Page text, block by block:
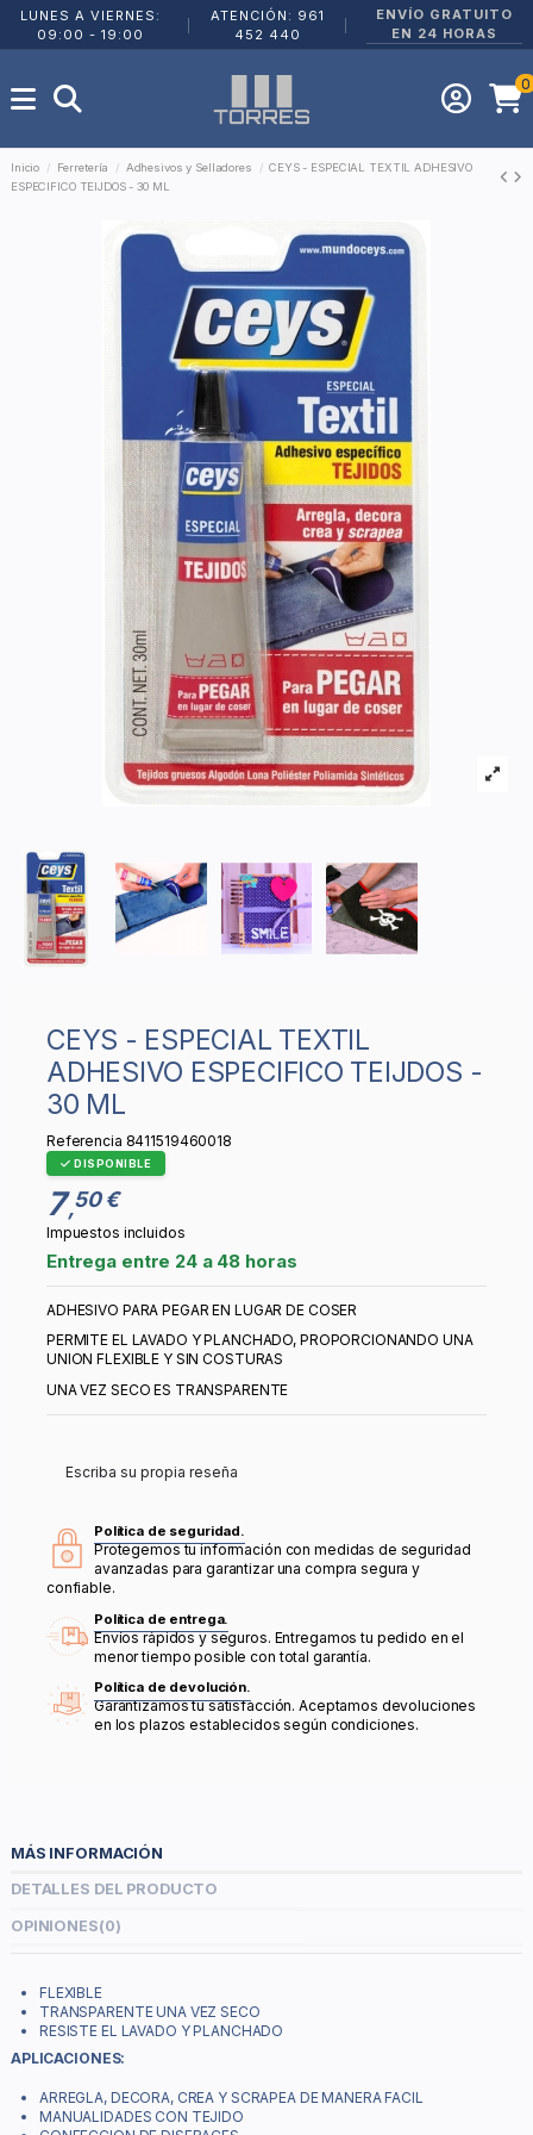
LUNES A VIERNES:
09:00 - 19:00
ATENCIÓN: 961
452 440
ENVÍO GRATUITO
EN 24 HORAS
0
Inicio Ferretería Adhesivos y Selladores
CEYS - ESPECIAL TEXTIL ADHESIVO
ESPECIFICO TEIJDOS - 30 ML
CEYS - ESPECIAL TEXTIL
ADHESIVO ESPECIFICO TEIJDOS -
30 ML
Referencia 8411519460018
DISPONIBLE
7,50 €
Impuestos incluidos
Entrega entre 24 a 48 horas
ADHESIVO PARA PEGAR EN LUGAR DE COSER
PERMITE EL LAVADO Y PLANCHADO, PROPORCIONANDO UNA
UNION FLEXIBLE Y SIN COSTURAS
UNA VEZ SECO ES TRANSPARENTE
Escriba su propia reseña
Política de seguridad.
Protegemos tu información con medidas de seguridad
avanzadas para garantizar una compra segura y
confiable.
Política de entrega.
Envíos rápidos y seguros. Entregamos tu pedido en el
menor tiempo posible con total garantía.
Política de devolución.
Garantizamos tu satisfacción. Aceptamos devoluciones
en los plazos establecidos según condiciones.
MÁS INFORMACIÓN
DETALLES DEL PRODUCTO
OPINIONES(0)
FLEXIBLE
TRANSPARENTE UNA VEZ SECO
RESISTE EL LAVADO Y PLANCHADO
APLICACIONES:
ARREGLA, DECORA, CREA Y SCRAPEA DE MANERA FACIL
MANUALIDADES CON TEJIDO